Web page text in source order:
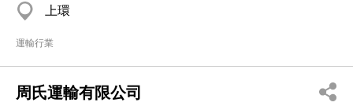
上環
運輸行業
周氏運輸有限公司